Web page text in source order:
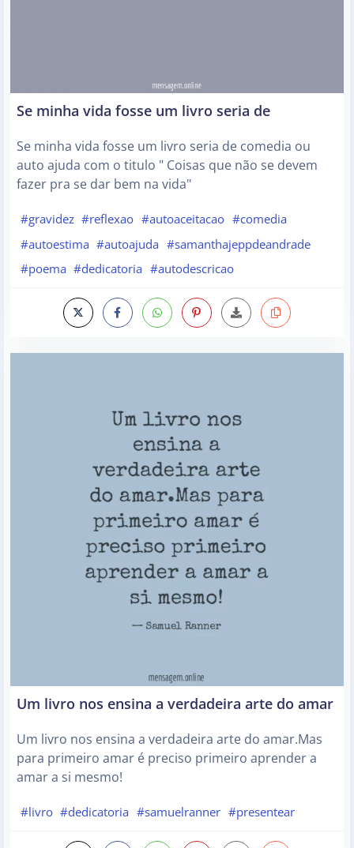
Se minha vida fosse um livro seria de
Se minha vida fosse um livro seria de comedia ou
auto ajuda com o titulo " Coisas que não se devem
fazer pra se dar bem na vida"
#gravidez #reflexao #autoaceitacao #comedia
#autoestima #autoajuda #samanthajeppdeandrade
#poema #dedicatoria #autodescricao
Um livro nos ensina a verdadeira arte do amar
Um livro nos ensina a verdadeira arte do amar.Mas
para primeiro amar é preciso primeiro aprender a
amar a si mesmo!
#livro #dedicatoria #samuelranner #presentear